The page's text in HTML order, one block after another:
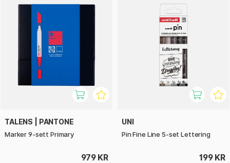
TALENS | PANTONE
Marker 9-sett Primary
979 KR
UNI
Pin Fine Line 5-set Lettering
199 KR